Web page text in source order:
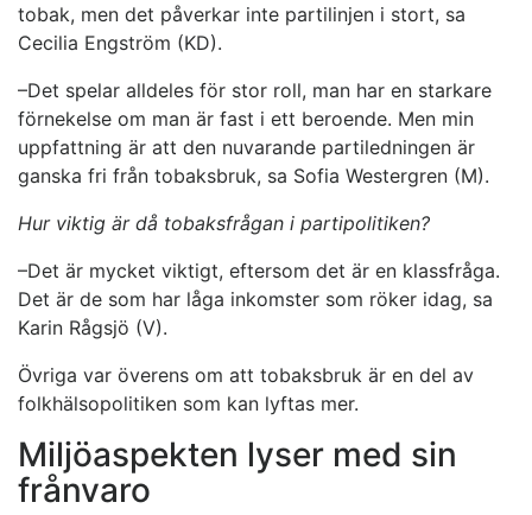
tobak, men det påverkar inte partilinjen i stort, sa
Cecilia Engström (KD).
–Det spelar alldeles för stor roll, man har en starkare
förnekelse om man är fast i ett beroende. Men min
uppfattning är att den nuvarande partiledningen är
ganska fri från tobaksbruk, sa Sofia Westergren (M).
Hur viktig är då tobaksfrågan i partipolitiken?
–Det är mycket viktigt, eftersom det är en klassfråga.
Det är de som har låga inkomster som röker idag, sa
Karin Rågsjö (V).
Övriga var överens om att tobaksbruk är en del av
folkhälsopolitiken som kan lyftas mer.
Miljöaspekten lyser med sin
frånvaro